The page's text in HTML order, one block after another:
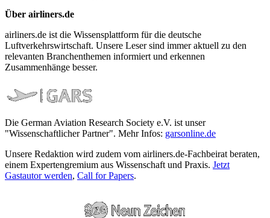
Über airliners.de
airliners.de ist die Wissensplattform für die deutsche
Luftverkehrswirtschaft. Unsere Leser sind immer aktuell zu den
relevanten Branchenthemen informiert und erkennen
Zusammenhänge besser.
Die German Aviation Research Society e.V. ist unser
"Wissenschaftlicher Partner". Mehr Infos: garsonline.de
Unsere Redaktion wird zudem vom airliners.de-Fachbeirat beraten,
einem Expertengremium aus Wissenschaft und Praxis. Jetzt
Gastautor werden, Call for Papers.